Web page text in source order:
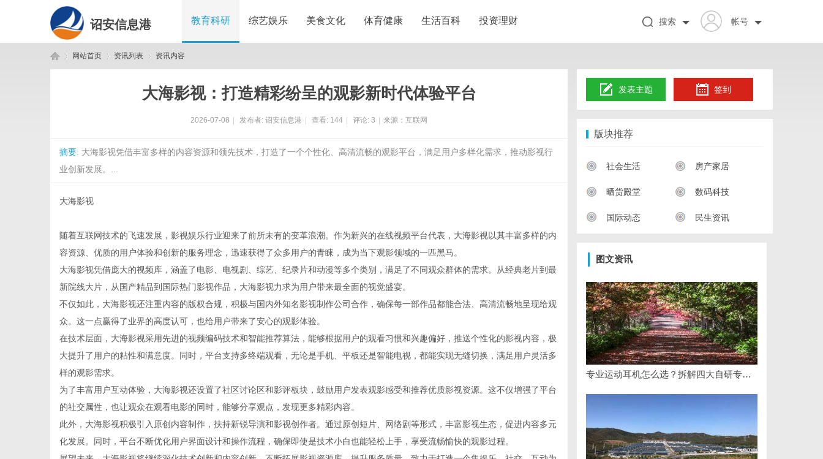
诏安信息港 教育科研 综艺娱乐 美食文化 体育健康 生活百科 投资理财 帐号
搜索
网站首页 资讯列表 资讯内容
大海影视：打造精彩纷呈的观影新时代体验平台
2026-07-08 发布者: 诏安信息港 查看: 144 评论: 3 来源：互联网
摘要: 大海影视凭借丰富多样的内容资源和领先技术，打造了一个个性化、高清流畅的观影平台，满足用户多样化需求，推动影视行
业创新发展。...
大海影视
随着互联网技术的飞速发展，影视娱乐行业迎来了前所未有的变革浪潮。作为新兴的在线视频平台代表，大海影视以其丰富多样的内
容资源、优质的用户体验和创新的服务理念，迅速获得了众多用户的青睐，成为当下观影领域的一匹黑马。
大海影视凭借庞大的视频库，涵盖了电影、电视剧、综艺、纪录片和动漫等多个类别，满足了不同观众群体的需求。从经典老片到最
新院线大片，从国产精品到国际热门影视作品，大海影视力求为用户带来最全面的视觉盛宴。
不仅如此，大海影视还注重内容的版权合规，积极与国内外知名影视制作公司合作，确保每一部作品都能合法、高清流畅地呈现给观
众。这一点赢得了业界的高度认可，也给用户带来了安心的观影体验。
在技术层面，大海影视采用先进的视频编码技术和智能推荐算法，能够根据用户的观看习惯和兴趣偏好，推送个性化的影视内容，极
大提升了用户的粘性和满意度。同时，平台支持多终端观看，无论是手机、平板还是智能电视，都能实现无缝切换，满足用户灵活多
样的观影需求。
为了丰富用户互动体验，大海影视还设置了社区讨论区和影评板块，鼓励用户发表观影感受和推荐优质影视资源。这不仅增强了平台
的社交属性，也让观众在观看电影的同时，能够分享观点，发现更多精彩内容。
此外，大海影视积极引入原创内容制作，扶持新锐导演和影视创作者。通过原创短片、网络剧等形式，丰富影视生态，促进内容多元
化发展。同时，平台不断优化用户界面设计和操作流程，确保即使是技术小白也能轻松上手，享受流畅愉快的观影过程。
发表主题 签到
版块推荐
社会生活 房产家居
晒货殿堂 数码科技
国际动态 民生资讯
图文资讯
专业运动耳机怎么选？拆解四大自研专利技术